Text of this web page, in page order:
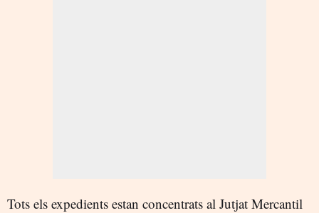
Tots els expedients estan concentrats al Jutjat Mercantil